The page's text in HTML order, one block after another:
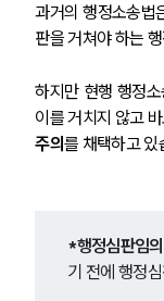
과거의 행정소송법
판을 거쳐야 하는
하지만 현행 행정
이를 거치지 않고
주의를 채택하고 있
*행정심판임
기 전에 행정